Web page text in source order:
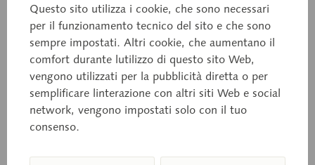
ZoS 53/2
Cranio di scimpanze
Pan tr. troglodytes, femmina, calco naturale, in
plastica SOMSO-Plast®. Mandibola mobile e
staccabile.
Questo sito utilizza i cookie, che sono necessari
per il funzionamento tecnico del sito e che sono
sempre impostati. Altri cookie, che aumentano il
comfort durante lutilizzo di questo sito Web,
vengono utilizzati per la pubblicità diretta o per
semplificare linterazione con altri siti Web e social
network, vengono impostati solo con il tuo
consenso.